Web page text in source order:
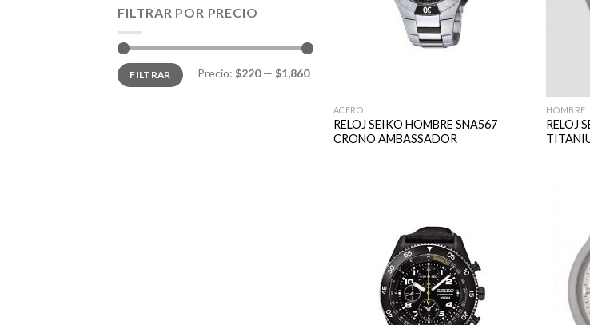
FILTRAR POR PRECIO
Precio
mínimo
Precio
máximo
FILTRAR Precio: $220— $1,860
ACERO
RELOJ SEIKO HOMBRE SNA567
CRONO AMBASSADOR
HOMBRE
RELOJ